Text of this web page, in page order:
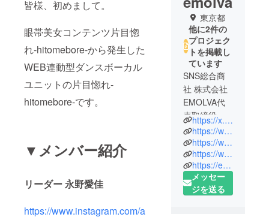
皆様、初めまして。
眼帯美女コンテンツ片目惚
れ-hitomebore-から発生した
WEB連動型ダンスボーカル
ユニットの片目惚れ-
hitomebore-です。
▼メンバー紹介
リーダー 永野愛佳
https://www.instagram.com/a
東京都
他に2件の
プロジェク
トを掲載し
ています
SNS総合商
社 株式会社
EMOLVA代
表取締役兼
CEO。SNS
マーケティ
ングの専門
家として業
界を牽引す
るパイオニ
https://x.com/sakakibara_sns
https://www.tiktok.com/@seiichi_s
https://www.instagram.com/seiichi_sakakibara/
https://www.youtube.com/@anime-sakakibara
https://emolva.tokyo/
メッセー
ジを送る